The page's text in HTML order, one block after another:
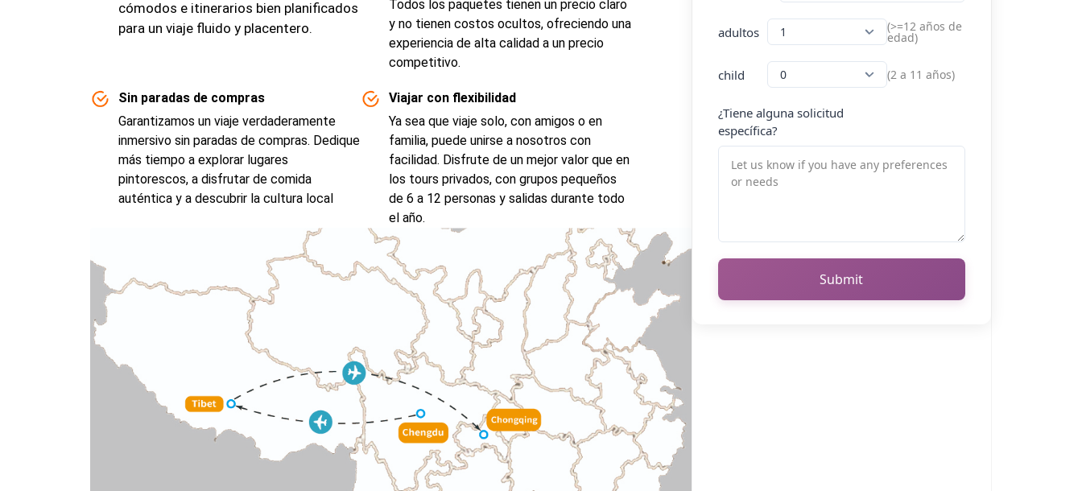
cómodos e itinerarios bien planificados
para un viaje fluido y placentero.
Todos los paquetes tienen un precio claro
y no tienen costos ocultos, ofreciendo una
experiencia de alta calidad a un precio
competitivo.
Sin paradas de compras
Garantizamos un viaje verdaderamente
inmersivo sin paradas de compras. Dedique
más tiempo a explorar lugares
pintorescos, a disfrutar de comida
auténtica y a descubrir la cultura local
Viajar con flexibilidad
Ya sea que viaje solo, con amigos o en
familia, puede unirse a nosotros con
facilidad. Disfrute de un mejor valor que en
los tours privados, con grupos pequeños
de 6 a 12 personas y salidas durante todo
el año.
adultos (>=12 años de
edad)
child (2 a 11 años)
¿Tiene alguna solicitud
específica?